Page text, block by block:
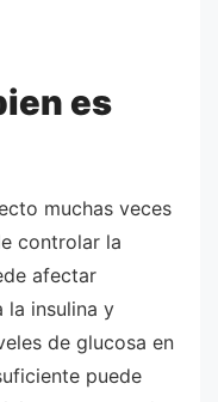
es
muchas veces
controlar la
afectar
la insulina y
de glucosa en
puede